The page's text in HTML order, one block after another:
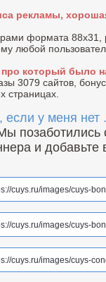
рекламы,
формата 88x31,
любой
про который было
3079 сайтов,
страницах.
если у меня
и